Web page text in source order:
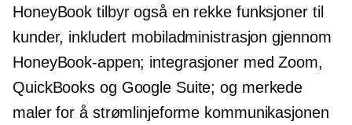
HoneyBook tilbyr også en rekke funksjoner til
kunder, inkludert mobiladministrasjon gjennom
HoneyBook-appen; integrasjoner med Zoom,
QuickBooks og Google Suite; og merkede
maler for å strømlinjeforme kommunikasjonen